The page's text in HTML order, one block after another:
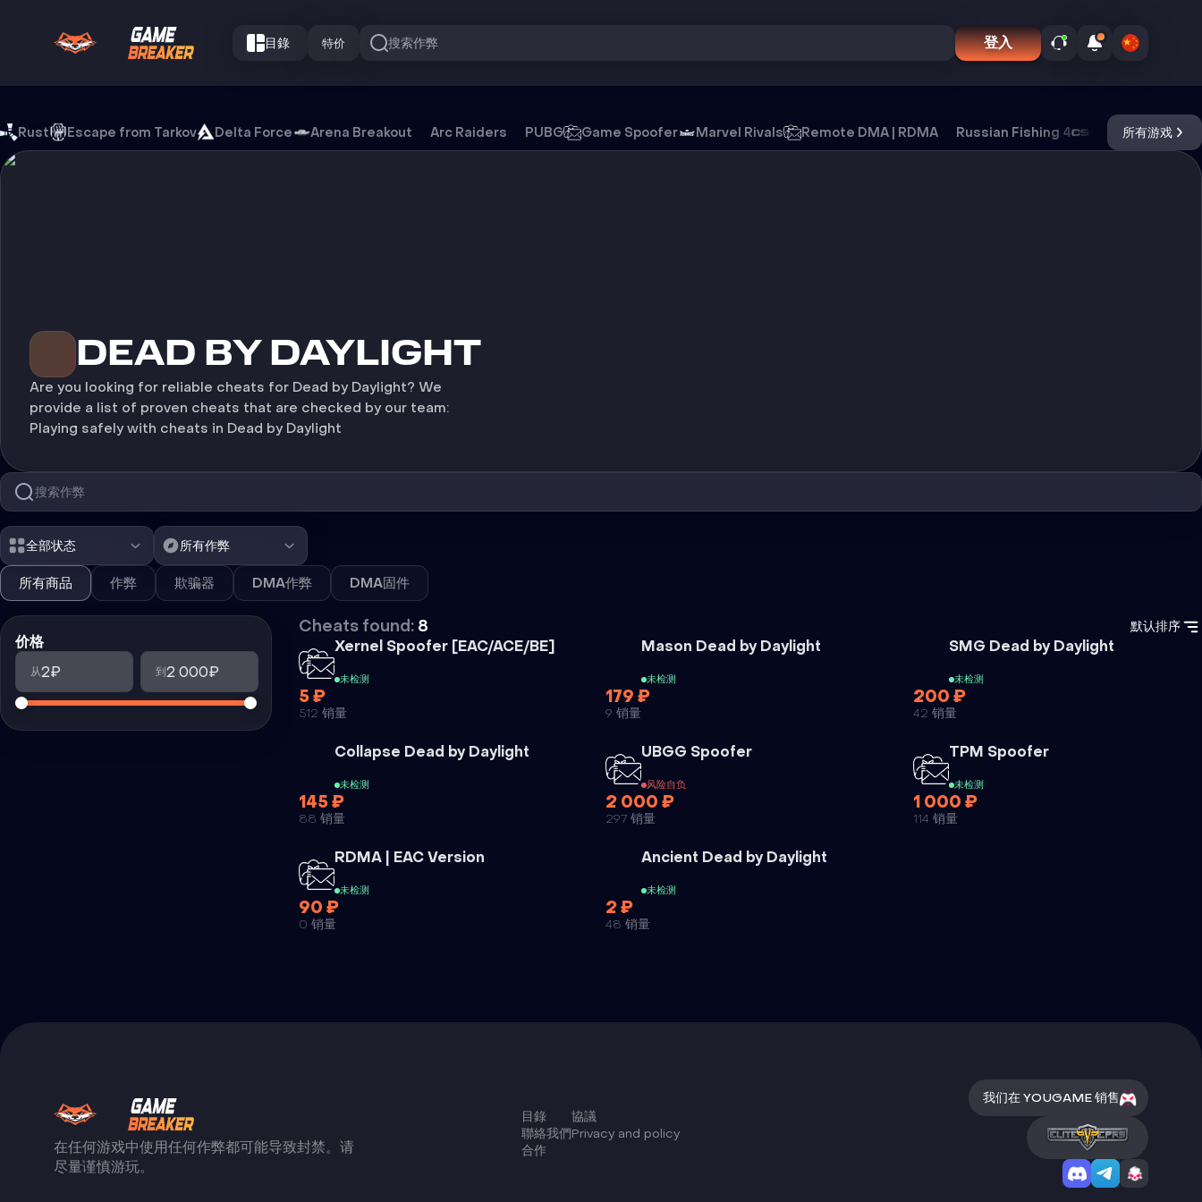
目錄 特价 搜索作弊 登入
Rust Escape from Tarkov Delta Force Arena Breakout Arc Raiders PUBG Game Spoofer Marvel Rivals Remote DMA | RDMA Russian Fishing 4 DayZ
所有游戏
DEAD BY DAYLIGHT游戏外挂
Are you looking for reliable cheats for Dead by Daylight? We
provide a list of proven cheats that are checked by our team:
Playing safely with cheats in Dead by Daylight
全部状态 所有作弊
所有商品 作弊 欺骗器 DMA作弊 DMA固件
价格
从2₽ 到2 000₽
Cheats found: 8 默认排序
Xernel Spoofer [EAC/ACE/BE]
未检测
5 ₽
512 销量
Mason Dead by Daylight
未检测
179 ₽
9 销量
SMG Dead by Daylight外挂
未检测
200 ₽
42 销量
Collapse Dead by Daylight
未检测
145 ₽
88 销量
UBGG Spoofer外挂
风险自负
2 000 ₽
297 销量
TPM Spoofer外挂
未检测
1 000 ₽
114 销量
RDMA | EAC Version
未检测
90 ₽
0 销量
Ancient Dead by Daylight
未检测
2 ₽
48 销量
在任何游戏中使用任何作弊都可能导致封禁。请
尽量谨慎游玩。
目錄
聯絡我們
合作
協議
Privacy and policy
我们在 YOUGAME 销售